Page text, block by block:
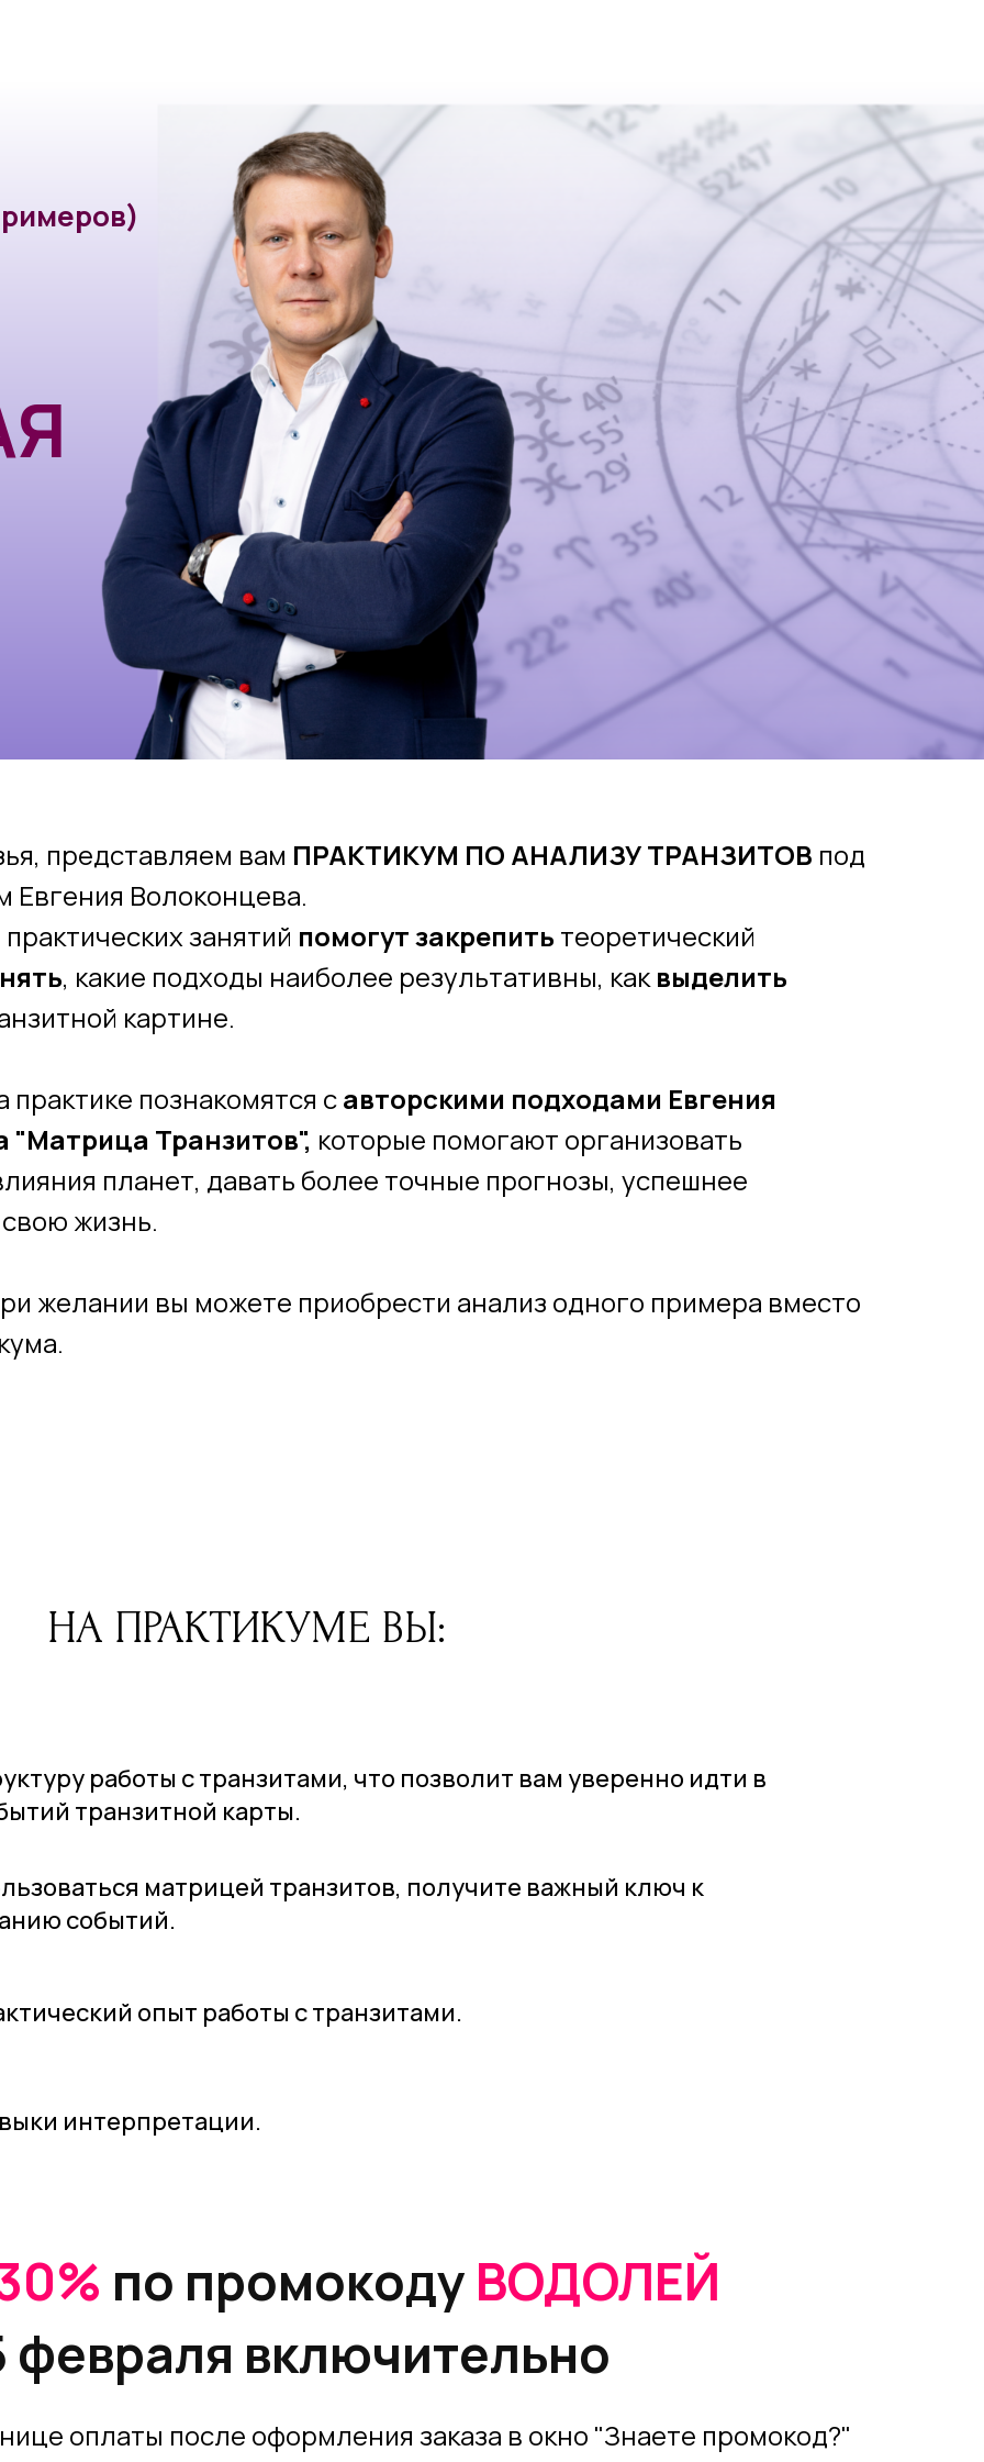
представляем вам ПРАКТИКУМ ПО АНАЛИЗУ ТРАНЗИТОВ под
Евгения Волоконцева.
занятий помогут закрепить теоретический
, какие подходы наиболее результативны, каквыделить
картине.
познакомятся савторскими подходами Евгения
"Матрица Транзитов", которые помогают организовать
планет, давать более точные прогнозы, успешнее
жизнь.
желании вы можете приобрести анализ одного примера вместо
НА ПРАКТИКУМЕ ВЫ:
работы с транзитами, что позволит вам уверенно идти в
транзитной карты.
матрицей транзитов, получите важный ключ к
событий.
опыт работы с транзитами.
интерпретации.
по промокоду ВОДОЛЕЙ
февраля включительно
оплаты после оформления заказа в окно "Знаете промокод?"